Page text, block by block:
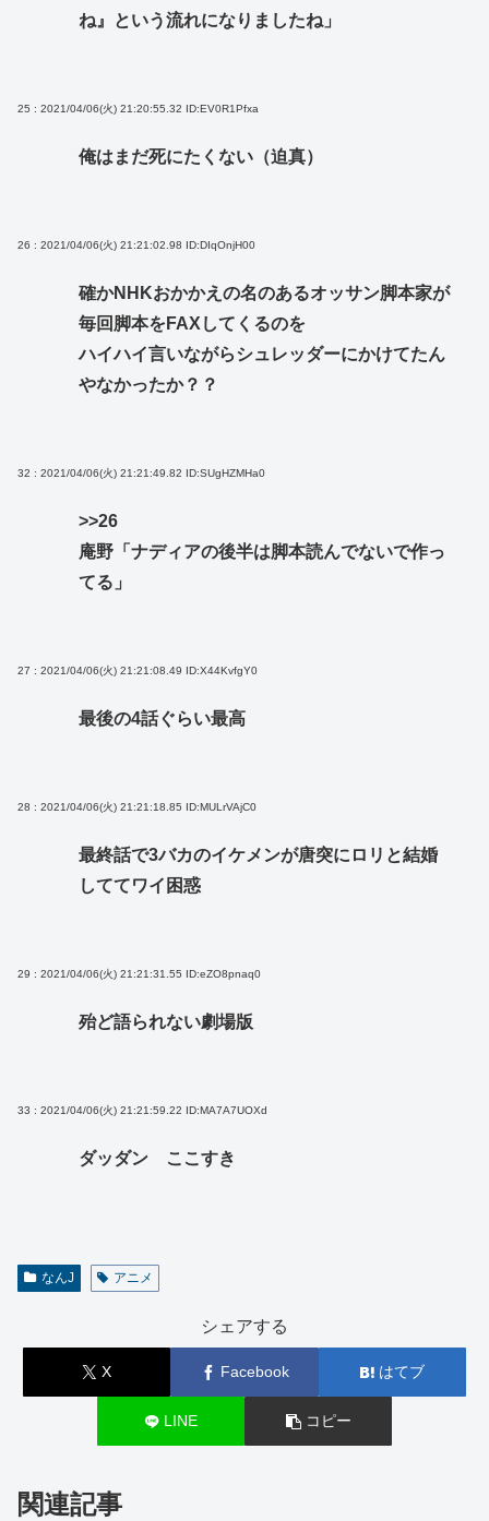
ね』という流れになりましたね」
25 : 2021/04/06(火) 21:20:55.32 ID:EV0R1Pfxa
俺はまだ死にたくない（迫真）
26 : 2021/04/06(火) 21:21:02.98 ID:DIqOnjH00
確かNHKおかかえの名のあるオッサン脚本家が
毎回脚本をFAXしてくるのを
ハイハイ言いながらシュレッダーにかけてたん
やなかったか？？
32 : 2021/04/06(火) 21:21:49.82 ID:SUgHZMHa0
>>26
庵野「ナディアの後半は脚本読んでないで作っ
てる」
27 : 2021/04/06(火) 21:21:08.49 ID:X44KvfgY0
最後の4話ぐらい最高
28 : 2021/04/06(火) 21:21:18.85 ID:MULrVAjC0
最終話で3バカのイケメンが唐突にロリと結婚
しててワイ困惑
29 : 2021/04/06(火) 21:21:31.55 ID:eZO8pnaq0
殆ど語られない劇場版
33 : 2021/04/06(火) 21:21:59.22 ID:MA7A7UOXd
ダッダン ここすき
なんJ アニメ
シェアする
X Facebook はてブ
LINE コピー
関連記事